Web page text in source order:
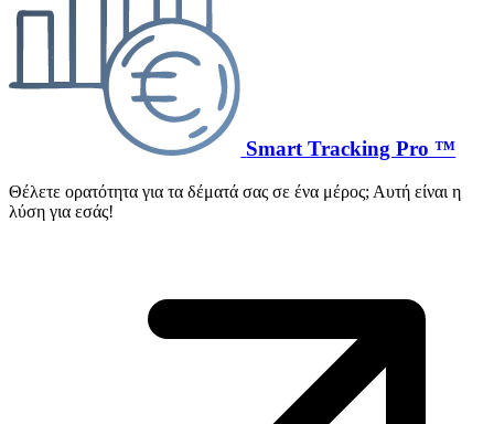
Smart Tracking Pro ™
Θέλετε ορατότητα για τα δέματά σας σε ένα μέρος; Αυτή είναι η
λύση για εσάς!